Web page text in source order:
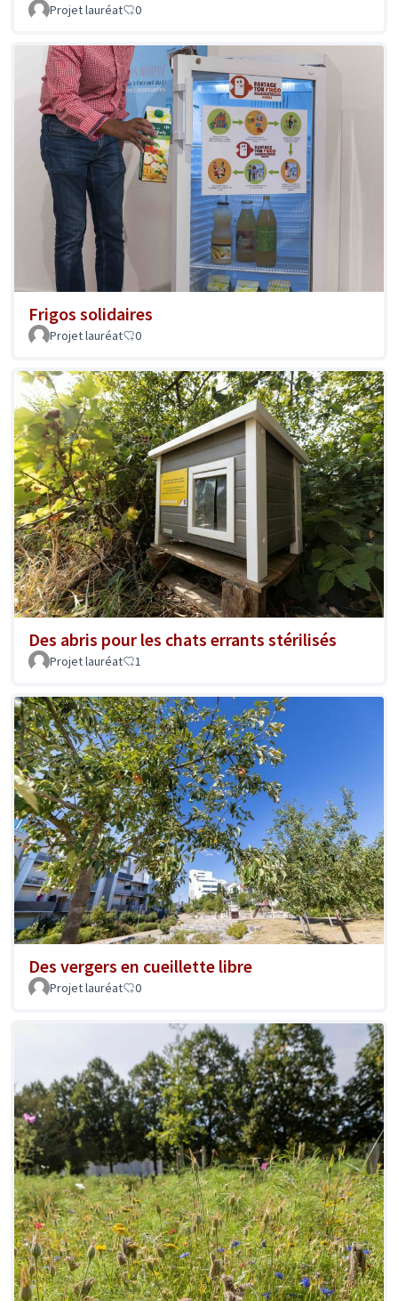
Projet lauréat 0
Frigos solidaires
Projet lauréat 0
Des abris pour les chats errants stérilisés
Projet lauréat 1
Des vergers en cueillette libre
Projet lauréat 0